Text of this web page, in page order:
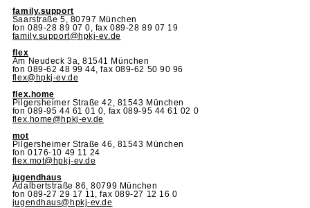
family.support
Saarstraße 5, 80797 München
fon 089-28 89 07 0, fax 089-28 89 07 19
family.support@hpkj-ev.de
flex
Am Neudeck 3a, 81541 München
fon 089-62 48 99 44, fax 089-62 50 90 96
flex@hpkj-ev.de
flex.home
Pilgersheimer Straße 42, 81543 München
fon 089-95 44 61 01 0, fax 089-95 44 61 02 0
flex.home@hpkj-ev.de
mot
Pilgersheimer Straße 46, 81543 München
fon 0176-10 49 11 24
flex.mot@hpkj-ev.de
jugendhaus
Adalbertstraße 86, 80799 München
fon 089-27 29 17 11, fax 089-27 12 16 0
jugendhaus@hpkj-ev.de